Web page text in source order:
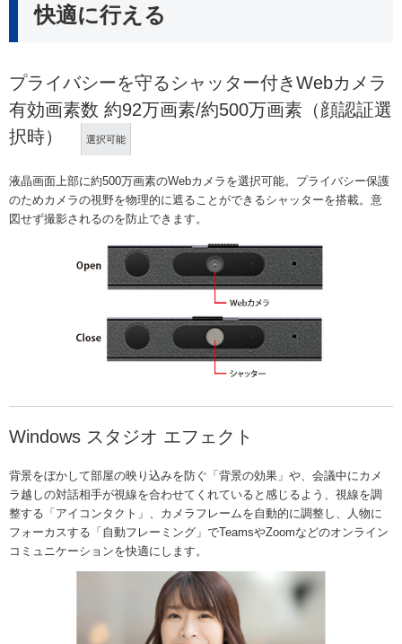
快適に行える
プライバシーを守るシャッター付きWebカメラ
有効画素数 約92万画素/約500万画素（顔認証選
択時）
選択可能
液晶画面上部に約500万画素のWebカメラを選択可能。プライバシー保護
のためカメラの視野を物理的に遮ることができるシャッターを搭載。意
図せず撮影されるのを防止できます。
Windows スタジオ エフェクト
背景をぼかして部屋の映り込みを防ぐ「背景の効果」や、会議中にカメ
ラ越しの対話相手が視線を合わせてくれていると感じるよう、視線を調
整する「アイコンタクト」、カメラフレームを自動的に調整し、人物に
フォーカスする「自動フレーミング」でTeamsやZoomなどのオンライン
コミュニケーションを快適にします。